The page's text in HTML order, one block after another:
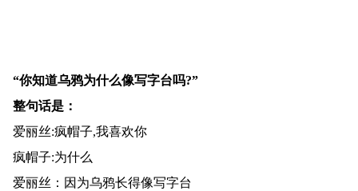
“你知道乌鸦为什么像写字台吗?”
整句话是：
爱丽丝:疯帽子,我喜欢你
疯帽子:为什么
爱丽丝：因为乌鸦长得像写字台